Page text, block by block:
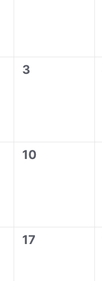
0
3
0
10
0
17